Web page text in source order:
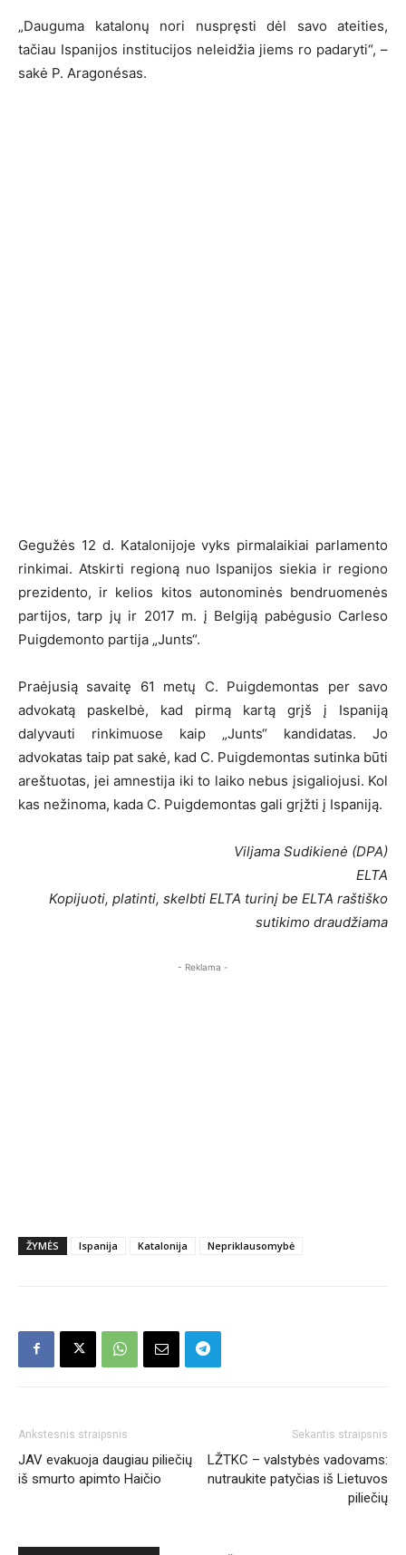
„Dauguma katalonų nori nuspręsti dėl savo ateities,
tačiau Ispanijos institucijos neleidžia jiems ro padaryti“, –
sakė P. Aragonésas.
Gegužės 12 d. Katalonijoje vyks pirmalaikiai parlamento
rinkimai. Atskirti regioną nuo Ispanijos siekia ir regiono
prezidento, ir kelios kitos autonominės bendruomenės
partijos, tarp jų ir 2017 m. į Belgiją pabėgusio Carleso
Puigdemonto partija „Junts“.
Praėjusią savaitę 61 metų C. Puigdemontas per savo
advokatą paskelbė, kad pirmą kartą grįš į Ispaniją
dalyvauti rinkimuose kaip „Junts“ kandidatas. Jo
advokatas taip pat sakė, kad C. Puigdemontas sutinka būti
areštuotas, jei amnestija iki to laiko nebus įsigaliojusi. Kol
kas nežinoma, kada C. Puigdemontas gali grįžti į Ispaniją.
Viljama Sudikienė (DPA)
ELTA
Kopijuoti, platinti, skelbti ELTA turinį be ELTA raštiško
sutikimo draudžiama
- Reklama -
ŽYMĖS Ispanija Katalonija Nepriklausomybė
Ankstesnis straipsnis
JAV evakuoja daugiau piliečių
iš smurto apimto Haičio
Sekantis straipsnis
LŽTKC – valstybės vadovams:
nutraukite patyčias iš Lietuvos
piliečių